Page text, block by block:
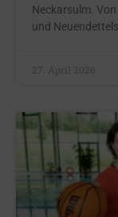
Neckarsulm.
und
27. April 2026